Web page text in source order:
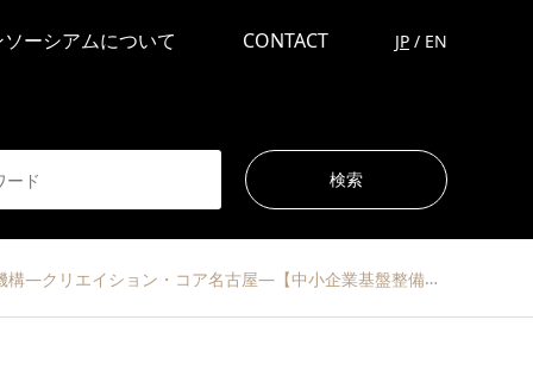
ーシアムについて CONTACT JP / EN
ション・コア名古屋―【中小企業基盤整備機構中部本部】